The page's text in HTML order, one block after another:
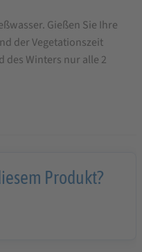
Gießen Sie Ihre
der Vegetationszeit
des Winters nur alle 2
Produkt?